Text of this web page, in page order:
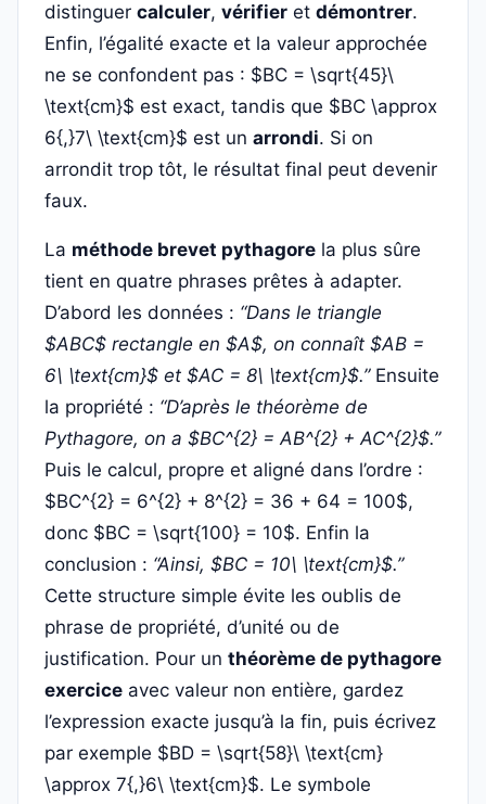
distinguer calculer, vérifier et démontrer.
Enfin, l’égalité exacte et la valeur approchée
ne se confondent pas : $BC = \sqrt{45}\
\text{cm}$ est exact, tandis que $BC \approx
6{,}7\ \text{cm}$ est un arrondi. Si on
arrondit trop tôt, le résultat final peut devenir
faux.
La méthode brevet pythagore la plus sûre
tient en quatre phrases prêtes à adapter.
D’abord les données : “Dans le triangle
$ABC$ rectangle en $A$, on connaît $AB =
6\ \text{cm}$ et $AC = 8\ \text{cm}$.”Ensuite
la propriété : “D’après le théorème de
Pythagore, on a $BC^{2} = AB^{2} + AC^{2}$.”
Puis le calcul, propre et aligné dans l’ordre :
$BC^{2} = 6^{2} + 8^{2} = 36 + 64 = 100$,
donc $BC = \sqrt{100} = 10$. Enfin la
conclusion : “Ainsi, $BC = 10\ \text{cm}$.”
Cette structure simple évite les oublis de
phrase de propriété, d’unité ou de
justification. Pour un théorème de pythagore
exercice avec valeur non entière, gardez
l’expression exacte jusqu’à la fin, puis écrivez
par exemple $BD = \sqrt{58}\ \text{cm}
\approx 7{,}6\ \text{cm}$. Le symbole